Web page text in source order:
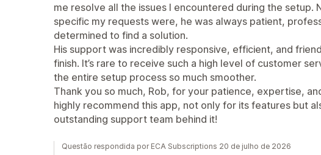
me resolve all the issues I encountered during the setup.
specific my requests were, he was always patient,
determined to find a solution.
His support was incredibly responsive, efficient, and
finish. It’s rare to receive such a high level of customer
the entire setup process so much smoother.
Thank you so much, Rob, for your patience, expertise,
highly recommend this app, not only for its features but
outstanding support team behind it!
Questão respondida por ECA Subscriptions 20 de julho de 2026